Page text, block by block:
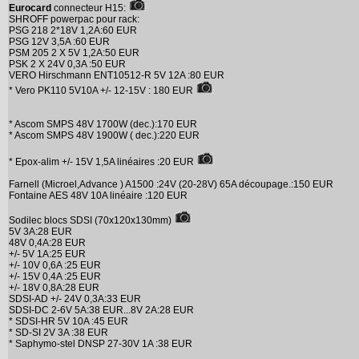
Eurocard connecteur H15:
SHROFF powerpac pour rack:
PSG 218 2*18V 1,2A:60 EUR
PSG 12V 3,5A :60 EUR
PSM 205 2 X 5V 1,2A:50 EUR
PSK 2 X 24V 0,3A :50 EUR
VERO Hirschmann ENT10512-R 5V 12A :80 EUR
* Vero PK110 5V10A +/- 12-15V : 180 EUR
* Ascom SMPS 48V 1700W (dec.):170 EUR
* Ascom SMPS 48V 1900W ( dec.):220 EUR
* Epox-alim +/- 15V 1,5A linéaires :20 EUR
Farnell (Microel,Advance ) A1500 :24V (20-28V) 65A découpage.:150 EUR
Fontaine AES 48V 10A linéaire :120 EUR
Sodilec blocs SDSI (70x120x130mm)
5V 3A:28 EUR
48V 0,4A:28 EUR
+/- 5V 1A:25 EUR
+/- 10V 0,6A :25 EUR
+/- 15V 0,4A :25 EUR
+/- 18V 0,8A:28 EUR
SDSI-AD +/- 24V 0,3A:33 EUR
SDSI-DC 2-6V 5A:38 EUR...8V 2A:28 EUR
* SDSI-HR 5V 10A :45 EUR
* SD-SI 2V 3A :38 EUR
* Saphymo-stel DNSP 27-30V 1A :38 EUR